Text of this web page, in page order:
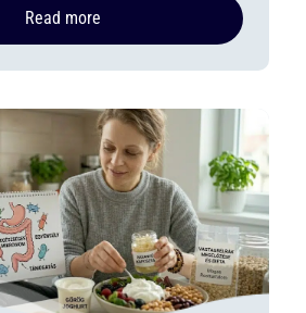
Read more